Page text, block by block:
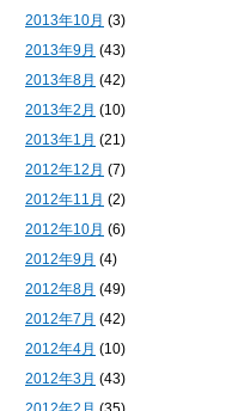
2013年10月 (3)
2013年9月 (43)
2013年8月 (42)
2013年2月 (10)
2013年1月 (21)
2012年12月 (7)
2012年11月 (2)
2012年10月 (6)
2012年9月 (4)
2012年8月 (49)
2012年7月 (42)
2012年4月 (10)
2012年3月 (43)